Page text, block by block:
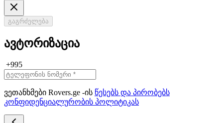
გაგრძელება
ავტორიზაცია
+995
ვეთანხმები Rovers.ge -ის წესებს და პირობებს
კონფიდენციალურობის პოლიტიკას